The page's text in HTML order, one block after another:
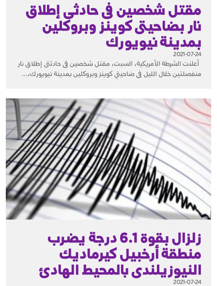
مقتل شخصين فى حادثى إطلاق
نار بضاحيتى كوينز وبروكلين
بمدينة نيويورك
2021-07-24
أعلنت الشرطة الأمريكية، السبت، مقتل شخصين فى حادثتى إطلاق نار
منفصلتين خلال الليل فى ضاحيتي كوينز وبروكلين بمدينة نيويورك،...
زلزال بقوة 6.1 درجة يضرب
منطقة أرخبيل كيرماديك
النيوزيلندى بالمحيط الهادئ
2021-07-24